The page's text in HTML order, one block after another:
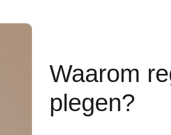
Waarom
plegen?